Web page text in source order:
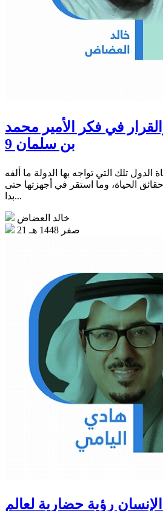
في فكر الأمير محمد
بن سلمان 9
تلك التي تواجه بها الدولة ما ألفه
الحياة، وما استقر في أجهزتها حتى
بدا...
خالد العضاض
21 صفر 1448 هـ
رؤية حضارية لعالم